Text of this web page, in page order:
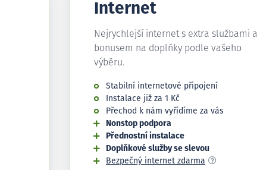
Internet
Nejrychlejší internet s extra službami a
bonusem na doplňky podle vašeho
výběru.
Stabilní internetové připojení
Instalace již za 1 Kč
Přechod k nám vyřídíme za vás
Nonstop podpora
Přednostní instalace
Doplňkové služby se slevou
Bezpečný internet zdarma